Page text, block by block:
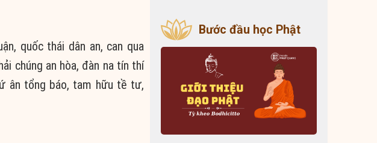
quốc thái dân an, can qua
chúng an hòa, đàn na tín thí
ân tổng báo, tam hữu tề tư,
Bước đầu học Phật